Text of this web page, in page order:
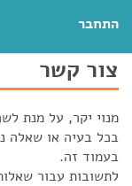
התחבר
צור קשר
מנוי יקר, על מנת
בכל בעיה או שאלה
בעמוד זה.
לתשובות עבור